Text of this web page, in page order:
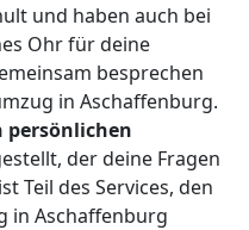
und haben auch bei
Ohr für deine
besprechen
in Aschaffenburg.
persönlichen
der deine Fragen
Teil des Services, den
in Aschaffenburg